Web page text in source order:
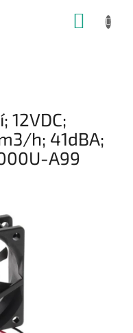
12VDC;
h; 41dBA;
A99